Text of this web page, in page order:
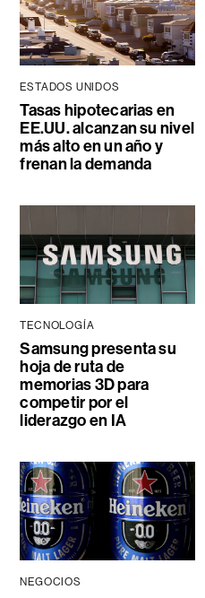
ESTADOS UNIDOS
Tasas hipotecarias en
EE.UU. alcanzan su nivel
más alto en un año y
frenan la demanda
TECNOLOGÍA
Samsung presenta su
hoja de ruta de
memorias 3D para
competir por el
liderazgo en IA
NEGOCIOS